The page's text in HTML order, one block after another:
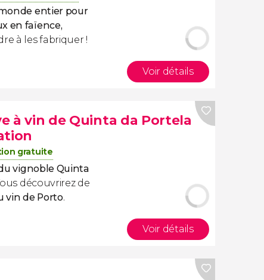
entier pour
en faïence,
à les fabriquer !
Voir détails
à vin de Quinta da Portela
gratuite
vignoble Quinta
découvrirez de
vin de Porto.
Voir détails